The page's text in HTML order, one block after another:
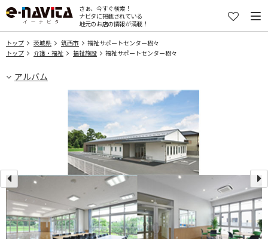
さぁ、今すぐ検索！
ナビタに掲載されている
地元のお店の情報が満載！
トップ 茨城県 筑西市
福祉サポートセンター樹々
トップ
介護・福祉 福祉施設 福祉サポートセンター樹々
アルバム